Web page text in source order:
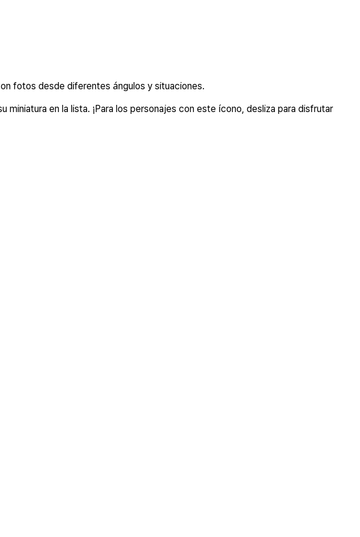
fotos desde diferentes ángulos y situaciones.
en la lista. ¡Para los personajes con este ícono, desliza para disfrutar